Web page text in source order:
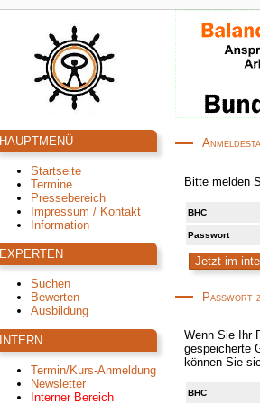
HAUPTMENÜ
Startseite
Termine
Pressebereich
Impressum / Kontakt
Information
EXPERTEN
Suchen
Bewerten
Ausbildung
INTERN
Termin/Kurs-Anmeldung
Newsletter
Interner Bereich
Bitte melden
BHC
Passwort
Passwort
Wenn Sie Ihr
gespeicherte Geburtsdatum korrekt ist, wird an die hinterlegte E-Mail-Adresse ein neues zufälliges Passwort versendet. Mit diesem
BHC